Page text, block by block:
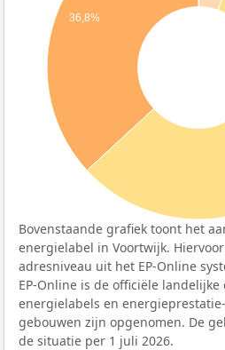
36,8%
Bovenstaande grafiek toont het
energielabel in Voortwijk.
adresniveau uit het EP-Online
EP-Online is de officiële
energielabels en
gebouwen zijn opgenomen. De
de situatie per 1 juli 2026.